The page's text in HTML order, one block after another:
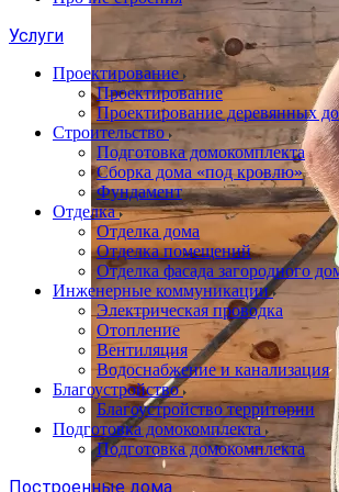
Услуги
Проектирование
Проектирование
Проектирование деревянных
Строительство
Подготовка домокомплекта
Сборка дома «под кровлю»
Фундамент
Отделка
Отделка дома
Отделка помещений
Отделка фасада загородного
Инженерные коммуникации
Электрическая проводка
Отопление
Вентиляция
Водоснабжение и канализация
Благоустройство
Благоустройство территории
Подготовка домокомплекта
Подготовка домокомплекта
Построенные дома